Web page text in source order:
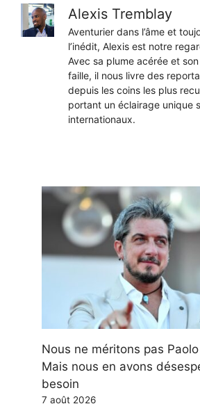
Alexis Tremblay
Aventurier dans l’âme et
l’inédit, Alexis est notre
Avec sa plume acérée et
faille, il nous livre des
depuis les coins les plus
portant un éclairage unique
internationaux.
Nous ne méritons pas
Mais nous en avons
besoin
7 août 2026